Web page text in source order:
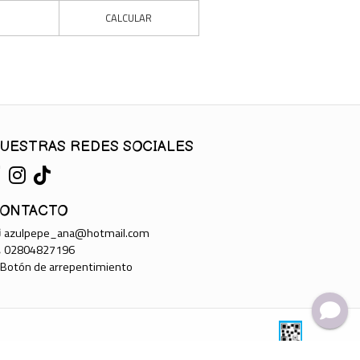
CALCULAR
REDES SOCIALES
azulpepe_ana@hotmail.com
02804827196
de arrepentimiento